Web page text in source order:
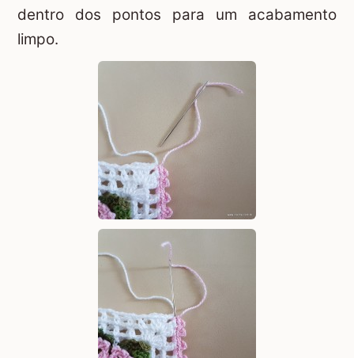
dentro dos pontos para um acabamento
limpo.